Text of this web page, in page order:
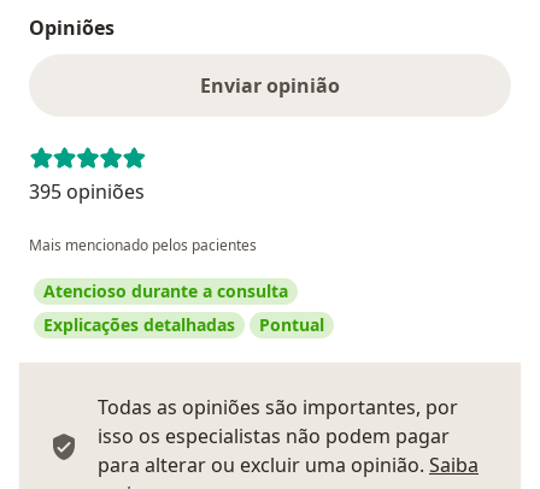
Opiniões
Enviar opinião
395 opiniões
Mais mencionado pelos pacientes
Atencioso durante a consulta
Explicações detalhadas
Pontual
Todas as opiniões são importantes, por
isso os especialistas não podem pagar
para alterar ou excluir uma opinião. Saiba